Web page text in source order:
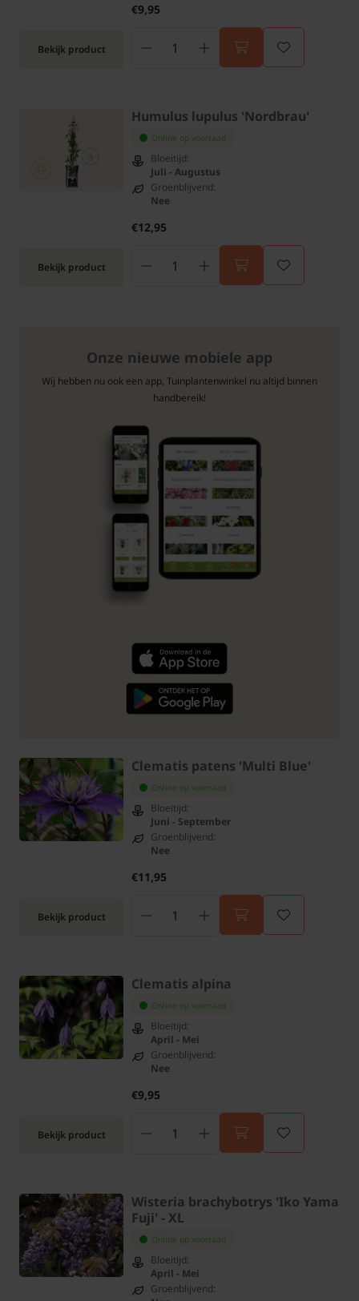
Bekijk product
€9,95
Bekijk product
Humulus lupulus 'Nordbrau'
Online op voorraad
Bloeitijd:
Juli - Augustus
Groenblijvend:
Nee
€12,95
Onze nieuwe mobiele app
Wij hebben nu ook een app, Tuinplantenwinkel nu altijd binnen
handbereik!
Bekijk product
Clematis patens 'Multi Blue'
Online op voorraad
Bloeitijd:
Juni - September
Groenblijvend:
Nee
€11,95
Bekijk product
Clematis alpina
Online op voorraad
Bloeitijd:
April - Mei
Groenblijvend:
Nee
€9,95
Wisteria brachybotrys 'Iko Yama
Fuji' - XL
Online op voorraad
Bloeitijd:
April - Mei
Groenblijvend: